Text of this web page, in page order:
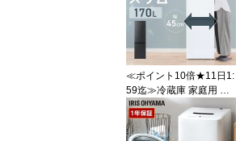
パ 時短 炊飯器 3合 炊き
掃除機 コードレス 軽量
黒 白 ひとり暮らし 家電5
点 セット アイリスオー
ヤマ 新生活 設置込み
≪ポイント10倍★11日1:
59迄≫冷蔵庫 家庭用 ス
リム 170L 2ドア ひとり
暮らし アイリスオーヤマ
野菜ケース スリム 冷凍